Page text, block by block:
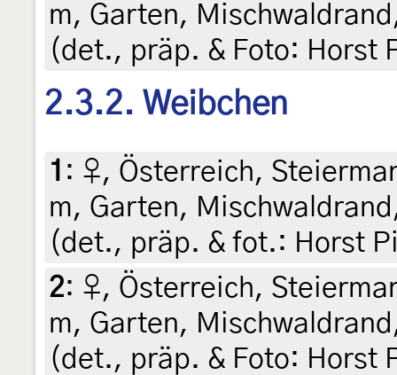
m, Garten,
(det., präp. & Foto: Horst
2.3.2. Weibchen
1 : ♀, Österreich,
m, Garten,
(det., präp. & fot.: Horst
2: ♀, Österreich,
m, Garten,
(det., präp. & Foto: Horst